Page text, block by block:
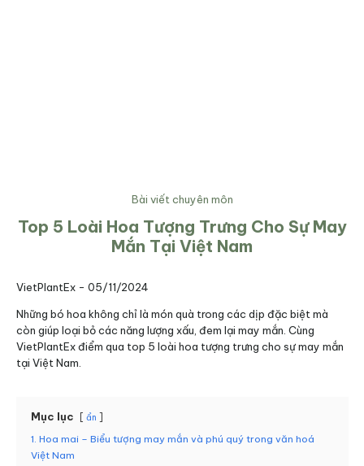
Bài viết chuyên môn
Top 5 Loài Hoa Tượng Trưng Cho Sự May
Mắn Tại Việt Nam
VietPlantEx - 05/11/2024
Những bó hoa không chỉ là món quà trong các dịp đặc biệt mà
còn giúp loại bỏ các năng lượng xấu, đem lại may mắn. Cùng
VietPlantEx điểm qua top 5 loài hoa tượng trưng cho sự may mắn
tại Việt Nam.
Mục lục ẩn
1. Hoa mai – Biểu tượng may mắn và phú quý trong văn hoá
Việt Nam